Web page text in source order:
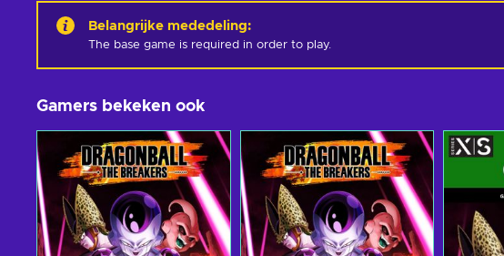
Belangrijke mededeling:
The base game is required in order to play.
Gamers bekeken ook